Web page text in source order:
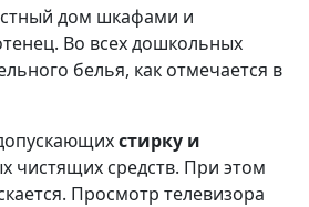
дом шкафами и
Во всех дошкольных
белья, как отмечается в
стирку и
чистящих средств. При этом
Просмотр телевизора